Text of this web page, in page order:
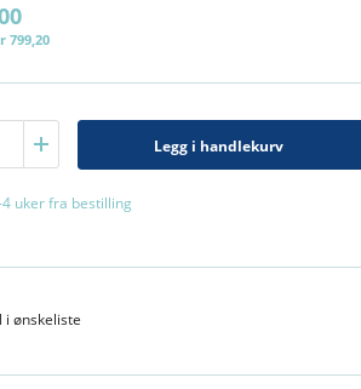
799,20
Legg i handlekurv
uker fra bestilling
i ønskeliste